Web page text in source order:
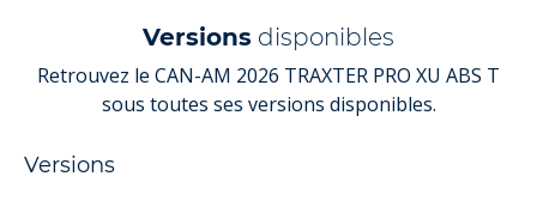
Versions disponibles
Retrouvez le CAN-AM 2026 TRAXTER PRO XU ABS T
sous toutes ses versions disponibles.
Versions